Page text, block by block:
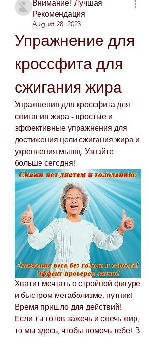
Внимание! Лучшая
Рекомендация
August 28, 2023
Упражнение для
кроссфита для
сжигания жира
Упражнения для кроссфита для
сжигания жира - простые и
эффективные упражнения для
достижения цели сжигания жира и
укрепления мышц. Узнайте
больше сегодня!
Хватит мечтать о стройной фигуре
и быстром метаболизме, путник!
Время пришло для действий!
Если ты готов зажечь и сжечь жир,
то мы здесь, чтобы помочь тебе! В